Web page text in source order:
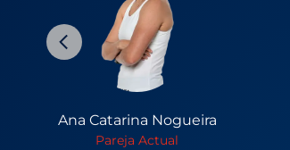
Ana Catarina Nogueira
Pareja Actual